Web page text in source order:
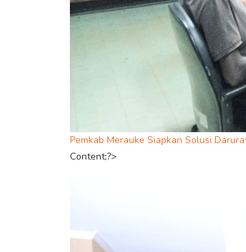
Pemkab Merauke Siapkan Solusi
Content;?>